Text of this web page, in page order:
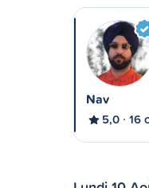
Nav
5,0 16